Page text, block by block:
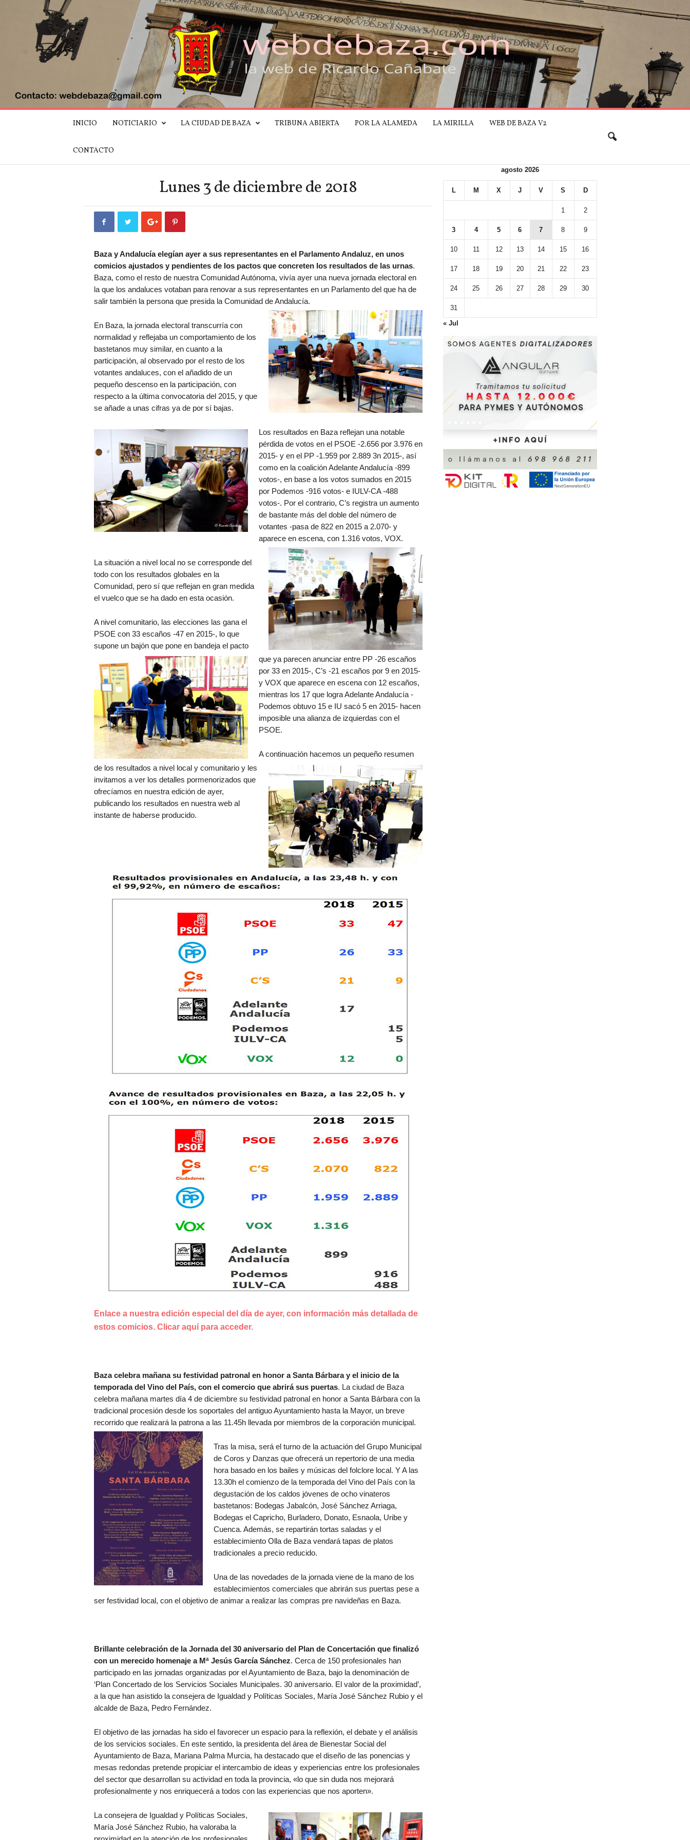
B
INICIO NOTICIARIO LA CIUDAD DE BAZA TRIBUNA ABIERTA POR LA ALAMEDA LA MIRILLA WEB DE BAZA V2
CONTACTO
Lunes 3 de diciembre de 2018
Baza y Andalucía elegían ayer a sus representantes en el Parlamento Andaluz, en unos
comicios ajustados y pendientes de los pactos que concreten los resultados de las urnas.
Baza, como el resto de nuestra Comunidad Autónoma, vivía ayer una nueva jornada electoral en
la que los andaluces votaban para renovar a sus representantes en un Parlamento del que ha de
salir también la persona que presida la Comunidad de Andalucía.
En Baza, la jornada electoral transcurría con
normalidad y reflejaba un comportamiento de los
bastetanos muy similar, en cuanto a la
participación, al observado por el resto de los
votantes andaluces, con el añadido de un
pequeño descenso en la participación, con
respecto a la última convocatoria del 2015, y que
se añade a unas cifras ya de por sí bajas.
Los resultados en Baza reflejan una notable
pérdida de votos en el PSOE -2.656 por 3.976 en
2015- y en el PP -1.959 por 2.889 3n 2015-, así
como en la coalición Adelante Andalucía -899
votos-, en base a los votos sumados en 2015
por Podemos -916 votos- e IULV-CA -488
votos-. Por el contrario, C’s registra un aumento
de bastante más del doble del número de
votantes -pasa de 822 en 2015 a 2.070- y
aparece en escena, con 1.316 votos, VOX.
La situación a nivel local no se corresponde del
todo con los resultados globales en la
Comunidad, pero sí que reflejan en gran medida
el vuelco que se ha dado en esta ocasión.
A nivel comunitario, las elecciones las gana el
PSOE con 33 escaños -47 en 2015-, lo que
supone un bajón que pone en bandeja el pacto
que ya parecen anunciar entre PP -26 escaños
por 33 en 2015-, C’s -21 escaños por 9 en 2015-
y VOX que aparece en escena con 12 escaños,
mientras los 17 que logra Adelante Andalucía -
Podemos obtuvo 15 e IU sacó 5 en 2015- hacen
imposible una alianza de izquierdas con el
PSOE.
A continuación hacemos un pequeño resumen
de los resultados a nivel local y comunitario y les
invitamos a ver los detalles pormenorizados que
ofrecíamos en nuestra edición de ayer,
publicando los resultados en nuestra web al
instante de haberse producido.
Enlace a nuestra edición especial del día de ayer, con información más detallada de
estos comicios. Clicar aquí para acceder.
Baza celebra mañana su festividad patronal en honor a Santa Bárbara y el inicio de la
temporada del Vino del País, con el comercio que abrirá sus puertas. La ciudad de Baza
celebra mañana martes día 4 de diciembre su festividad patronal en honor a Santa Bárbara con la
tradicional procesión desde los soportales del antiguo Ayuntamiento hasta la Mayor, un breve
recorrido que realizará la patrona a las 11.45h llevada por miembros de la corporación municipal.
Tras la misa, será el turno de la actuación del Grupo Municipal
de Coros y Danzas que ofrecerá un repertorio de una media
hora basado en los bailes y músicas del folclore local. Y A las
13.30h el comienzo de la temporada del Vino del País con la
degustación de los caldos jóvenes de ocho vinateros
bastetanos: Bodegas Jabalcón, José Sánchez Arriaga,
Bodegas el Capricho, Burladero, Donato, Esnaola, Uribe y
Cuenca. Además, se repartirán tortas saladas y el
establecimiento Olla de Baza vendará tapas de platos
tradicionales a precio reducido.
Una de las novedades de la jornada viene de la mano de los
establecimientos comerciales que abrirán sus puertas pese a
ser festividad local, con el objetivo de animar a realizar las compras pre navideñas en Baza.
Brillante celebración de la Jornada del 30 aniversario del Plan de Concertación que finalizó
con un merecido homenaje a Mª Jesús García Sánchez. Cerca de 150 profesionales han
participado en las jornadas organizadas por el Ayuntamiento de Baza, bajo la denominación de
‘Plan Concertado de los Servicios Sociales Municipales. 30 aniversario. El valor de la proximidad’,
a la que han asistido la consejera de Igualdad y Políticas Sociales, María José Sánchez Rubio y el
alcalde de Baza, Pedro Fernández.
El objetivo de las jornadas ha sido el favorecer un espacio para la reflexión, el debate y el análisis
de los servicios sociales. En este sentido, la presidenta del área de Bienestar Social del
Ayuntamiento de Baza, Mariana Palma Murcia, ha destacado que el diseño de las ponencias y
mesas redondas pretende propiciar el intercambio de ideas y experiencias entre los profesionales
del sector que desarrollan su actividad en toda la provincia, «lo que sin duda nos mejorará
profesionalmente y nos enriquecerá a todos con las experiencias que nos aporten».
La consejera de Igualdad y Políticas Sociales,
María José Sánchez Rubio, ha valoraba la
agosto 2026
L M X J V S D
1 2
3 4 5 6 7 8 9
10 11 12 13 14 15 16
17 18 19 20 21 22 23
24 25 26 27 28 29 30
31
« Jul